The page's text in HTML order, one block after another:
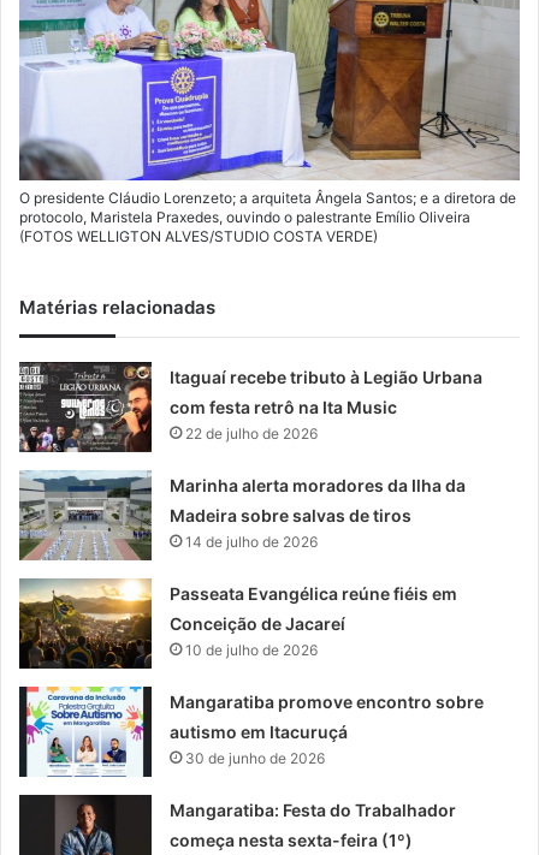
O presidente Cláudio Lorenzeto; a arquiteta Ângela Santos; e a diretora de
protocolo, Maristela Praxedes, ouvindo o palestrante Emílio Oliveira
(FOTOS WELLIGTON ALVES/STUDIO COSTA VERDE)
Matérias relacionadas
Itaguaí recebe tributo à Legião Urbana
com festa retrô na Ita Music
22 de julho de 2026
Marinha alerta moradores da Ilha da
Madeira sobre salvas de tiros
14 de julho de 2026
Passeata Evangélica reúne fiéis em
Conceição de Jacareí
10 de julho de 2026
Mangaratiba promove encontro sobre
autismo em Itacuruçá
30 de junho de 2026
Mangaratiba: Festa do Trabalhador
começa nesta sexta-feira (1º)